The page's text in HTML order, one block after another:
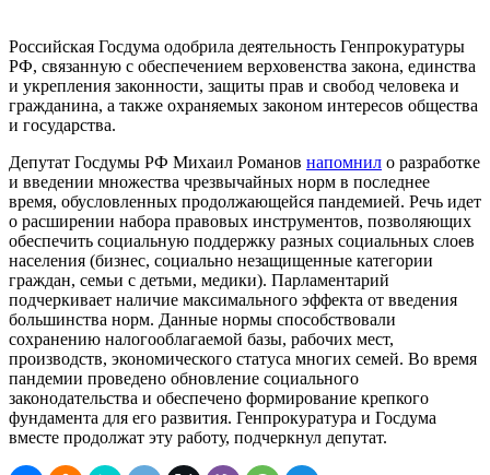
Российская Госдума одобрила деятельность Генпрокуратуры
РФ, связанную с обеспечением верховенства закона, единства
и укрепления законности, защиты прав и свобод человека и
гражданина, а также охраняемых законом интересов общества
и государства.
Депутат Госдумы РФ Михаил Романов напомнил о разработке
и введении множества чрезвычайных норм в последнее
время, обусловленных продолжающейся пандемией. Речь идет
о расширении набора правовых инструментов, позволяющих
обеспечить социальную поддержку разных социальных слоев
населения (бизнес, социально незащищенные категории
граждан, семьи с детьми, медики). Парламентарий
подчеркивает наличие максимального эффекта от введения
большинства норм. Данные нормы способствовали
сохранению налогооблагаемой базы, рабочих мест,
производств, экономического статуса многих семей. Во время
пандемии проведено обновление социального
законодательства и обеспечено формирование крепкого
фундамента для его развития. Генпрокуратура и Госдума
вместе продолжат эту работу, подчеркнул депутат.